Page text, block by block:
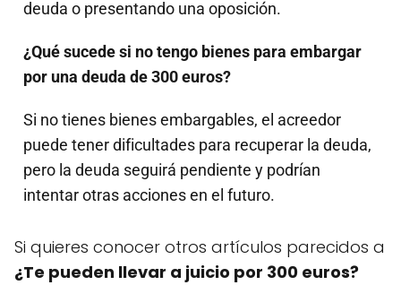
deuda o presentando una oposición.
¿Qué sucede si no tengo bienes para embargar
por una deuda de 300 euros?
Si no tienes bienes embargables, el acreedor
puede tener dificultades para recuperar la deuda,
pero la deuda seguirá pendiente y podrían
intentar otras acciones en el futuro.
Si quieres conocer otros artículos parecidos a
¿Te pueden llevar a juicio por 300 euros?